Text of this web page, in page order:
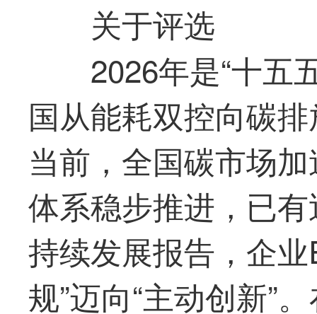
关于评选
2026年是“十五
国从能耗双控向碳
当前，全国碳市场
体系稳步推进，已
持续发展报告，企
规”迈向“主动创新”